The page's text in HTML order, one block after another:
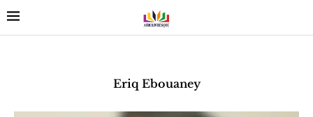
Eriq Ebouaney